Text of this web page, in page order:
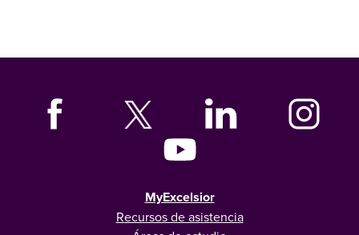
MyExcelsior
Recursos de asistencia